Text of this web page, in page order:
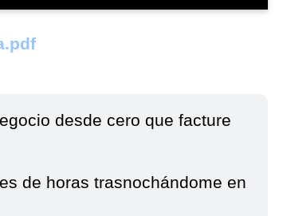
desde cero que facture
de horas trasnochándome en